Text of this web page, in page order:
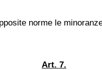
norme le
Art. 7.